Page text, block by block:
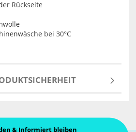
Rückseite
bei 30°C
& Informiert bleiben